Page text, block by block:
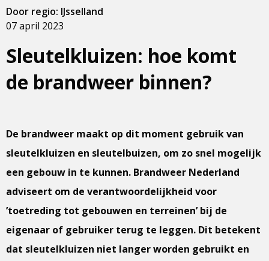
Sleutelkluizen: hoe komt
de brandweer binnen?
07 april 2023
Door regio: IJsselland
De brandweer maakt op dit moment gebruik van
sleutelkluizen en sleutelbuizen, om zo snel mogelijk
een gebouw in te kunnen. Brandweer Nederland
adviseert om de verantwoordelijkheid voor
’toetreding tot gebouwen en terreinen’ bij de
eigenaar of gebruiker terug te leggen. Dit betekent
dat sleutelkluizen niet langer worden gebruikt en